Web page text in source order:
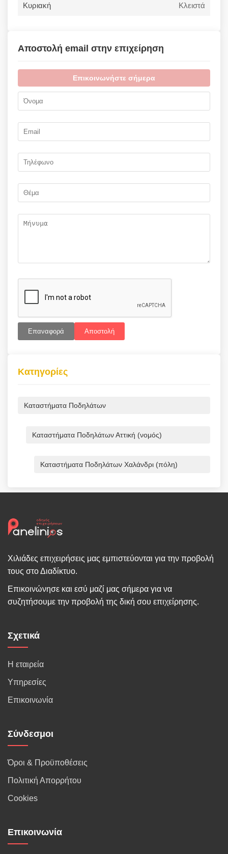
Κυριακή Κλειστά
Αποστολή email στην επιχείρηση
Επικοινωνήστε σήμερα
Επαναφορά Αποστολή
Κατηγορίες
Καταστήματα Ποδηλάτων
Καταστήματα Ποδηλάτων Αττική (νομός)
Καταστήματα Ποδηλάτων Χαλάνδρι (πόλη)
Χιλιάδες επιχειρήσεις μας εμπιστεύονται για την προβολή
τους στο Διαδίκτυο.
Επικοινώνησε και εσύ μαζί μας σήμερα για να
συζητήσουμε την προβολή της δική σου επιχείρησης.
Σχετικά
Η εταιρεία
Υπηρεσίες
Επικοινωνία
Σύνδεσμοι
Όροι & Προϋποθέσεις
Πολιτική Απορρήτου
Cookies
Επικοινωνία